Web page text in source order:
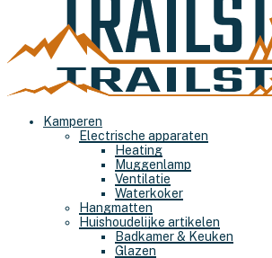
Kamperen
Electrische apparaten
Heating
Muggenlamp
Ventilatie
Waterkoker
Hangmatten
Huishoudelijke artikelen
Badkamer & Keuken
Glazen